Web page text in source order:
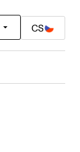
CS